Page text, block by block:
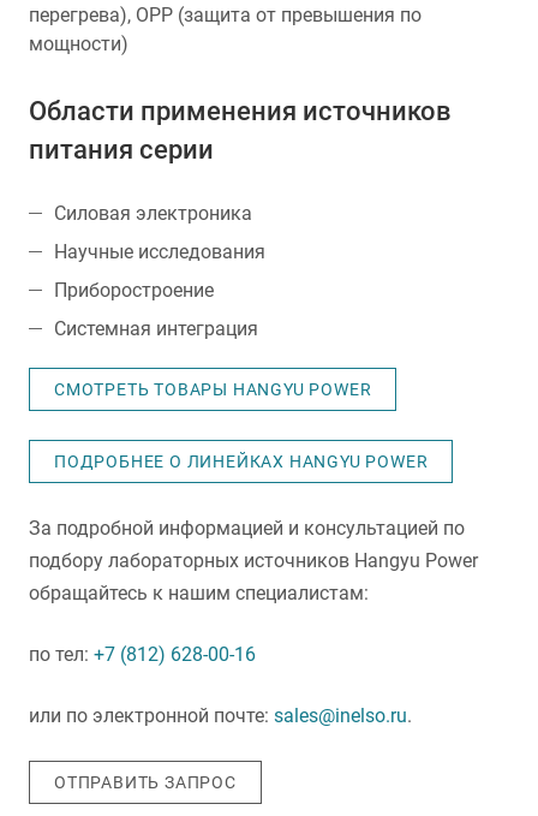
перегрева), OPP (защита от превышения по
мощности)
Области применения источников
питания серии
Силовая электроника
Научные исследования
Приборостроение
Системная интеграция
СМОТРЕТЬ ТОВАРЫ HANGYU POWER
ПОДРОБНЕЕ О ЛИНЕЙКАХ HANGYU POWER
За подробной информацией и консультацией по
подбору лабораторных источников Hangyu Power
обращайтесь к нашим специалистам:
по тел: +7 (812) 628-00-16
или по электронной почте: sales@inelso.ru.
ОТПРАВИТЬ ЗАПРОС